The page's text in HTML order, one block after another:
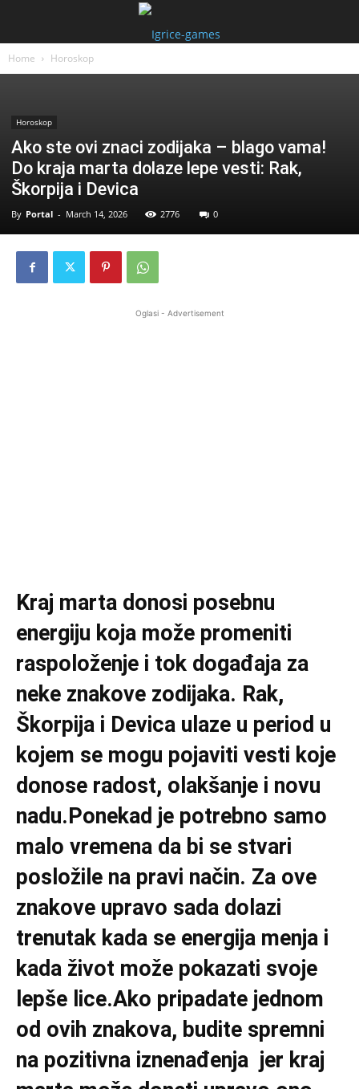
Home Horoskop
Horoskop
Ako ste ovi znaci zodijaka – blago vama!
Do kraja marta dolaze lepe vesti: Rak,
Škorpija i Devica
By Portal - March 14, 2026 2776 0
Oglasi - Advertisement
Kraj marta donosi posebnu
energiju koja može promeniti
raspoloženje i tok događaja za
neke znakove zodijaka. Rak,
Škorpija i Devica ulaze u period u
kojem se mogu pojaviti vesti koje
donose radost, olakšanje i novu
nadu.Ponekad je potrebno samo
malo vremena da bi se stvari
posložile na pravi način. Za ove
znakove upravo sada dolazi
trenutak kada se energija menja i
kada život može pokazati svoje
lepše lice.Ako pripadate jednom
od ovih znakova, budite spremni
na pozitivna iznenađenja jer kraj